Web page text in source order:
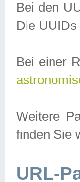
Bei den
Die
Bei einer
Weitere
finden Sie
URL-